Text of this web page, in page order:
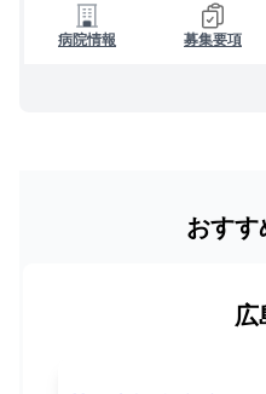
病院情報 募集要項
おす
広